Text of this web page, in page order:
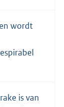
wordt
is van